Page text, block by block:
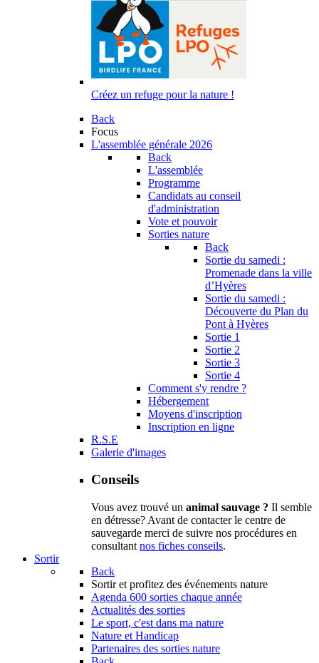
Créez un refuge pour la nature !
Back
Focus
L'assemblée générale 2026
Back
L'assemblée
Programme
Candidats au conseil
d'administration
Vote et pouvoir
Sorties nature
Back
Sortie du samedi :
Promenade dans la ville
d’Hyères
Sortie du samedi :
Découverte du Plan du
Pont à Hyères
Sortie 1
Sortie 2
Sortie 3
Sortie 4
Comment s'y rendre ?
Hébergement
Moyens d'inscription
Inscription en ligne
R.S.E
Galerie d'images
Conseils
Vous avez trouvé un animal sauvage ? Il semble
en détresse? Avant de contacter le centre de
sauvegarde merci de suivre nos procédures en
consultant nos fiches conseils.
Sortir
Back
Sortir et profitez des événements nature
Agenda 600 sorties chaque année
Actualités des sorties
Le sport, c'est dans ma nature
Nature et Handicap
Partenaires des sorties nature